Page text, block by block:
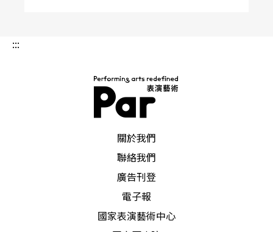
:::
關於我們
聯絡我們
廣告刊登
電子報
國家表演藝術中心